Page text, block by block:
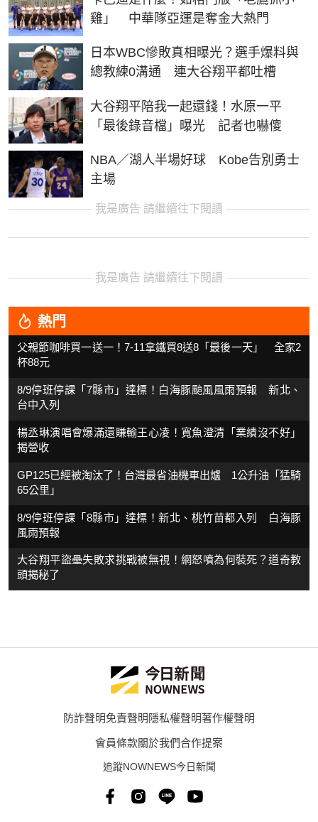
雞」 中華隊亞運是奪金大熱門
日本WBC慘敗真相曝光？選手爆料與
總教練0溝通 連大谷翔平都吐槽
大谷翔平陪我一起還錢！水原一平
「最後錄音檔」曝光 記者也嚇傻
NBA／湖人半場好球 Kobe告別勇士
主場
我是廣告 請繼續往下閱讀
我是廣告 請繼續往下閱讀
熱門
父親節咖啡買一送一！7-11拿鐵買8送8「最後一天」 全家2
杯88元
8/9停班停課「7縣市」達標！白海豚颱風風雨預報 新北、
台中入列
楊丞琳演唱會爆滿還賺輸王心凌！寬魚澄清「業績沒不好」
揭營收
GP125已經被淘汰了！台灣最省油機車出爐 1公升油「猛騎
65公里」
8/9停班停課「8縣市」達標！新北、桃竹苗都入列 白海豚
風雨預報
大谷翔平盜壘失敗求挑戰被無視！網怒噴為何裝死？道奇教
頭揭秘了
防詐聲明免責聲明隱私權聲明著作權聲明
會員條款關於我們合作提案
追蹤NOWNEWS今日新聞